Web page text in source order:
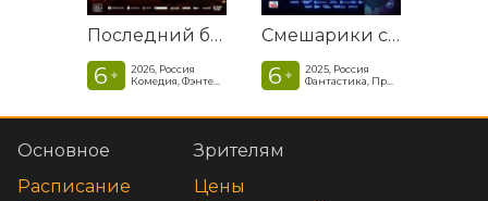
Последний богатырь. Колобок
6 +
2026, Россия
Комедия, Фэнтези, Приключения
Смешарики сквозь вселенные
6 +
2025, Россия
Фантастика, Приключенческая комедия
Основное
Расписание
Зрителям
Цены